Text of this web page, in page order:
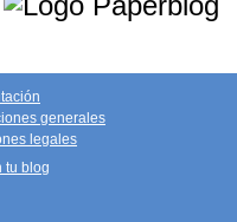
generales
legales
tu blog